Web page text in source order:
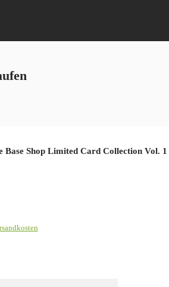
Base Shop Limited Card Collection Vol. 1